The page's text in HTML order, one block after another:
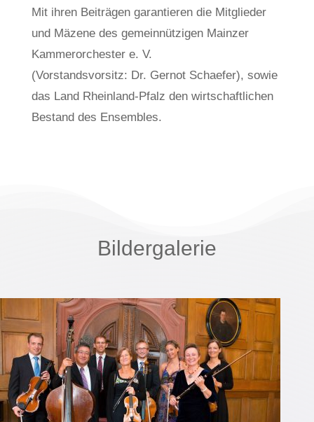
Mit ihren Beiträgen garantieren die Mitglieder
und Mäzene des gemeinnützigen Mainzer
Kammerorchester e. V.
(Vorstandsvorsitz: Dr. Gernot Schaefer), sowie
das Land Rheinland-Pfalz den wirtschaftlichen
Bestand des Ensembles.
Bildergalerie